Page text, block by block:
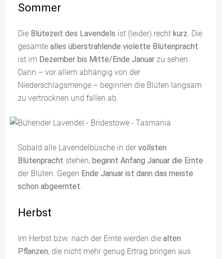
Sommer
Die Blütezeit des Lavendels ist (leider) recht kurz. Die
gesamte alles überstrahlende violette Blütenpracht
ist im Dezember bis Mitte/Ende Januar zu sehen.
Dann – vor allem abhängig von der
Niederschlagsmenge – beginnen die Blüten langsam
zu vertrocknen und fallen ab.
Sobald alle Lavendelbüsche in der vollsten
Blütenpracht stehen, beginnt Anfang Januar die Ernte
der Blüten. Gegen Ende Januar ist dann das meiste
schon abgeerntet.
Herbst
Im Herbst bzw. nach der Ernte werden die alten
Pflanzen, die nicht mehr genug Ertrag bringen aus